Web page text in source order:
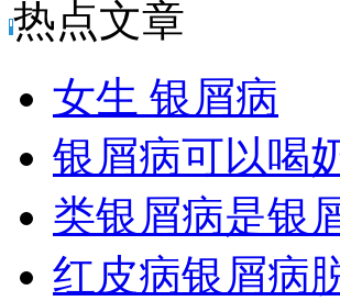
热点文章
女生 银屑病
银屑病可以喝
类银屑病是银
红皮病银屑病